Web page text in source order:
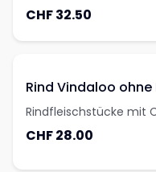
CHF 32.50
Rind Vindaloo
Rindfleischstücke mit
CHF 28.00